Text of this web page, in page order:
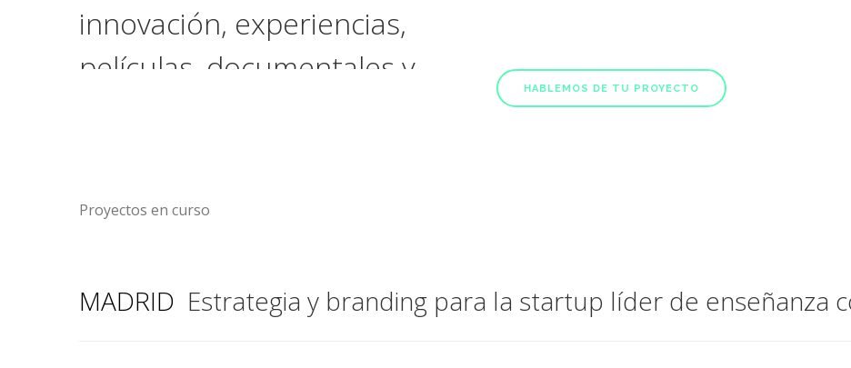
innovación, experiencias,
películas, documentales y
HABLEMOS DE TU PROYECTO
Proyectos en curso
MADRID Estrategia y branding para la startup líder de enseñanza